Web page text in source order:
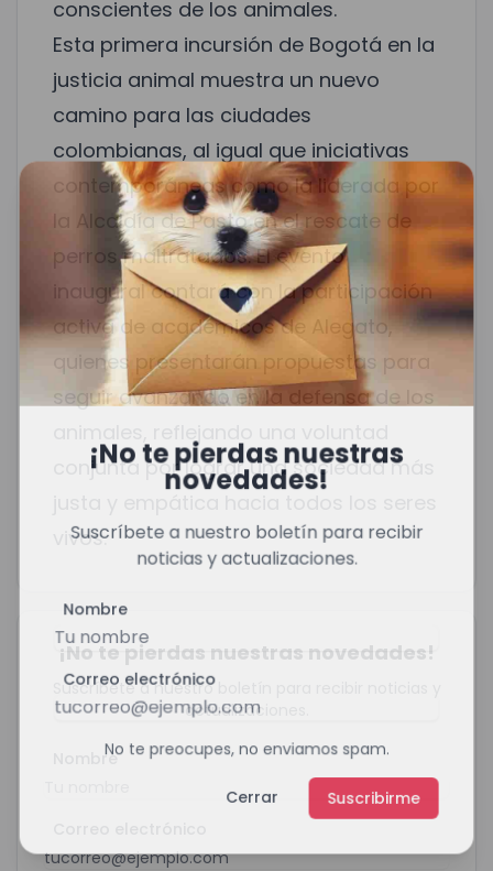
conscientes de los animales.
Esta primera incursión de Bogotá en la
justicia animal muestra un nuevo
camino para las ciudades
colombianas, al igual que iniciativas
contemporáneas como la liderada por
la Alcaldía de Pasto en el rescate de
perros maltratados. El evento
inaugural contará con la participación
activa de académicos de Alegato,
quienes presentarán propuestas para
seguir avanzando en la defensa de los
conjunta por lograr una sociedad más
vivos.
¡No te pierdas nuestras novedades!
Suscríbete a nuestro boletín para recibir noticias y
actualizaciones.
Nombre
¡No te pierdas nuestras
novedades!
Suscríbete a nuestro boletín para recibir
noticias y actualizaciones.
Nombre
Correo electrónico
No te preocupes, no enviamos spam.
Cerrar Suscribirme